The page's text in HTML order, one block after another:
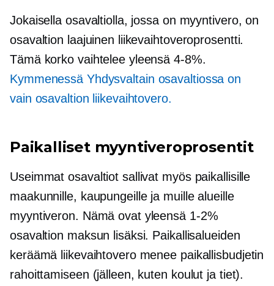
Jokaisella osavaltiolla, jossa on myyntivero, on
osavaltion laajuinen liikevaihtoveroprosentti.
Tämä korko vaihtelee yleensä4-8%.
Kymmenessä Yhdysvaltain osavaltiossa on
vain osavaltion liikevaihtovero.
Paikalliset myyntiveroprosentit
Useimmat osavaltiot sallivat myös paikallisille
maakunnille, kaupungeille ja muille alueille
myyntiveron. Nämä ovat yleensä 1-2%
osavaltion maksun lisäksi. Paikallisalueiden
keräämä liikevaihtovero menee paikallisbudjetin
rahoittamiseen (jälleen, kuten koulut ja tiet).